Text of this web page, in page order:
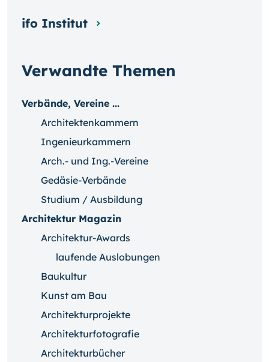
Verwandte Themen
Verbände, Vereine ...
Architektenkammern
Ingenieurkammern
Arch.- und Ing.-Vereine
Gedäsie-Verbände
Studium / Ausbildung
Architektur Magazin
Architektur-Awards
laufende Auslobungen
Baukultur
Kunst am Bau
Architekturprojekte
Architekturfotografie
Architekturbücher
ifo Institut